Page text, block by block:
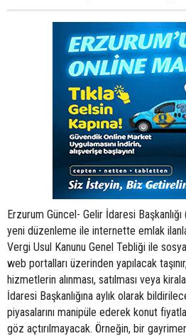
Erzurum Güncel- Gelir İdaresi Başkanlığı
yeni düzenleme ile internette emlak
Vergi Usul Kanunu Genel Tebliği ile
web portalları üzerinden yapılacak
hizmetlerin alınması, satılması veya
İdaresi Başkanlığına aylık olarak
piyasalarını manipüle ederek konut
göz açtırılmayacak. Örneğin, bir